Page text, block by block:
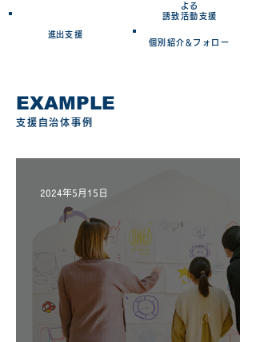
​進出支援
よる
​誘致活動支援
​個別紹介&フォロー
EXAMPLE​
支援自治体事例
2024年5月15日